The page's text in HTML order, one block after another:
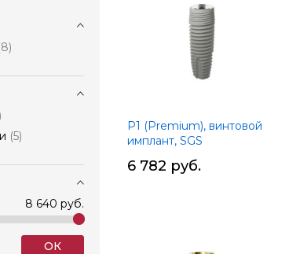
P1 (Premium), винтовой
имплант, SGS
6 782 руб.
8
5
8 640 руб.
ОК